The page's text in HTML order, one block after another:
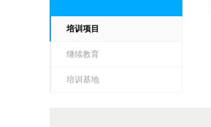
培训项目
继续教育
培训基地